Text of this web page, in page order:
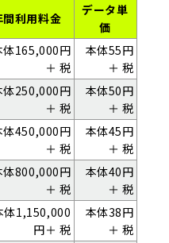
間利用料金
データ単
価
体165,000円
＋ 税
本体55円
＋ 税
体250,000円
＋ 税
本体50円
＋ 税
体450,000円
＋ 税
本体45円
＋ 税
体800,000円
＋ 税
本体40円
＋ 税
体1,150,000
円＋ 税
本体38円
＋ 税